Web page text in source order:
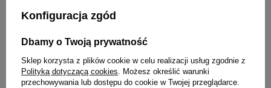
Wybrane specjalnie dla
Ciebie i Twojego czworonoga
Konfiguracja zgód
Dbamy o Twoją prywatność
Sklep korzysta z plików cookie w celu realizacji usług zgodnie z
Polityką dotyczącą cookies. Możesz określić warunki
przechowywania lub dostępu do cookie w Twojej przeglądarce.